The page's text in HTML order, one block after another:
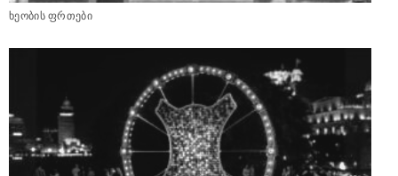
ხეობის ფრთები